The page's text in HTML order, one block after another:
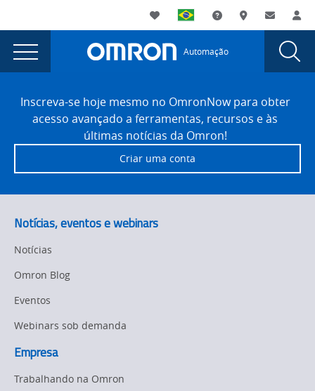
currently
viewing
the
direta
controle
TM
e
page.
Utility
Navigation
My List SuporteOnde comprar
Contato
Main
Navigation
Automação
Comunicação
direta
controle
entre
TM
FH
FooterInscreva-se hoje mesmo no OmronNow para obter
acesso avançado a ferramentas, recursos e às
últimas notícias da Omron!
Criar uma conta
Notícias, eventos e webinars
Notícias
Omron Blog
Eventos
Webinars sob demanda
Empresa
Trabalhando na Omron